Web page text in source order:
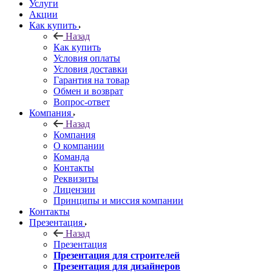
Услуги
Акции
Как купить
Назад
Как купить
Условия оплаты
Условия доставки
Гарантия на товар
Обмен и возврат
Вопрос-ответ
Компания
Назад
Компания
О компании
Команда
Контакты
Реквизиты
Лицензии
Принципы и миссия компании
Контакты
Презентация
Назад
Презентация
Презентация для строителей
Презентация для дизайнеров